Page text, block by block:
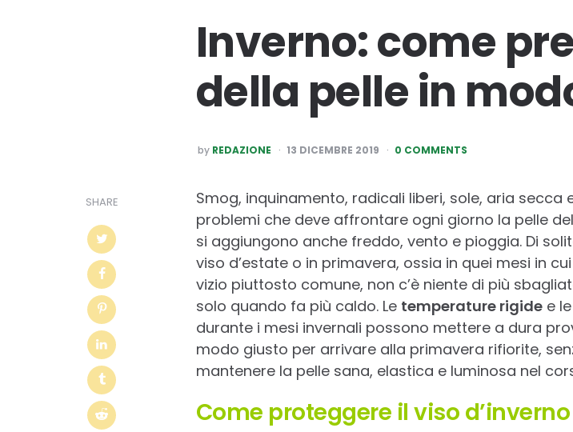
Inverno: come
della pelle in
POSTED
BY
by REDAZIONE 13 DICEMBRE 2019 0 COMMENTS
SHARE
Smog, inquinamento, radicali liberi, sole, aria secca
problemi che deve affrontare ogni giorno la pelle
si aggiungono anche freddo, vento e pioggia. Di
viso d’estate o in primavera, ossia in quei mesi in
vizio piuttosto comune, non c’è niente di più
solo quando fa più caldo. Le temperature rigidee le
durante i mesi invernali possono mettere a dura
modo giusto per arrivare alla primavera rifiorite,
mantenere la pelle sana, elastica e luminosa nel
Come proteggere il viso